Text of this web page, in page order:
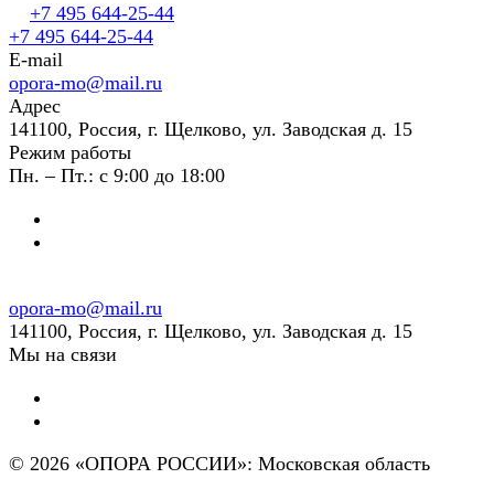
+7 495 644-25-44
+7 495 644-25-44
E-mail
opora-mo@mail.ru
Адрес
141100, Россия, г. Щелково, ул. Заводская д. 15
Режим работы
Пн. – Пт.: с 9:00 до 18:00
opora-mo@mail.ru
141100, Россия, г. Щелково, ул. Заводская д. 15
Мы на связи
© 2026 «ОПОРА РОССИИ»: Московская область